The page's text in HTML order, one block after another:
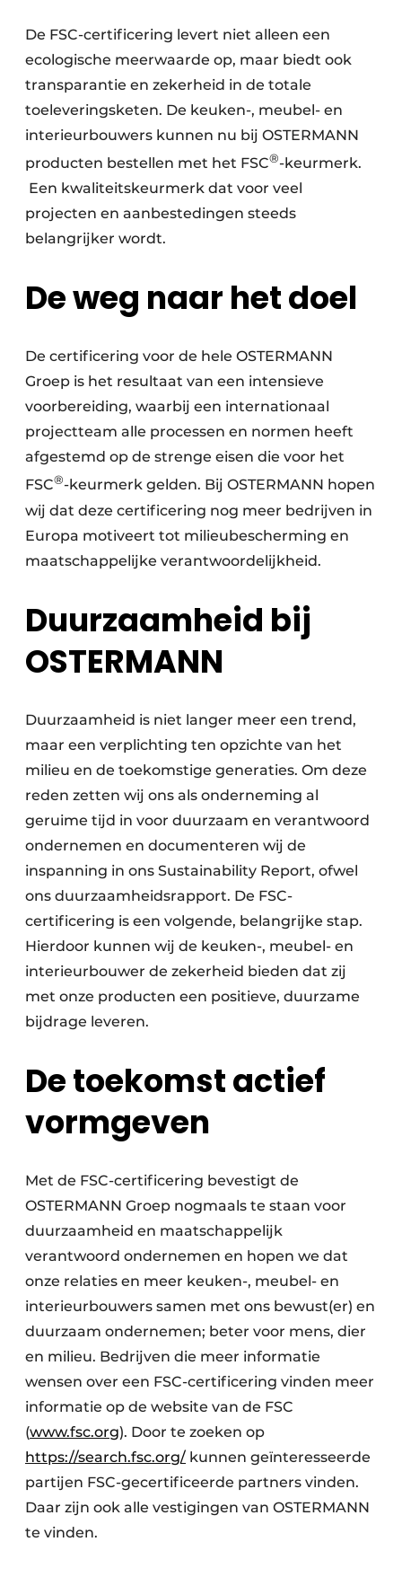
De FSC-certificering levert niet alleen een
ecologische meerwaarde op, maar biedt ook
transparantie en zekerheid in de totale
toeleveringsketen. De keuken-, meubel- en
interieurbouwers kunnen nu bij OSTERMANN
producten bestellen met het FSC®-keurmerk.
Een kwaliteitskeurmerk dat voor veel
projecten en aanbestedingen steeds
belangrijker wordt.
De weg naar het doel
De certificering voor de hele OSTERMANN
Groep is het resultaat van een intensieve
voorbereiding, waarbij een internationaal
projectteam alle processen en normen heeft
afgestemd op de strenge eisen die voor het
FSC®-keurmerk gelden. Bij OSTERMANN hopen
wij dat deze certificering nog meer bedrijven in
Europa motiveert tot milieubescherming en
maatschappelijke verantwoordelijkheid.
Duurzaamheid bij
OSTERMANN
Duurzaamheid is niet langer meer een trend,
maar een verplichting ten opzichte van het
milieu en de toekomstige generaties. Om deze
reden zetten wij ons als onderneming al
geruime tijd in voor duurzaam en verantwoord
ondernemen en documenteren wij de
inspanning in ons Sustainability Report, ofwel
ons duurzaamheidsrapport. De FSC-
certificering is een volgende, belangrijke stap.
Hierdoor kunnen wij de keuken-, meubel- en
interieurbouwer de zekerheid bieden dat zij
met onze producten een positieve, duurzame
bijdrage leveren.
De toekomst actief
vormgeven
Met de FSC-certificering bevestigt de
OSTERMANN Groep nogmaals te staan voor
duurzaamheid en maatschappelijk
verantwoord ondernemen en hopen we dat
onze relaties en meer keuken-, meubel- en
interieurbouwers samen met ons bewust(er) en
duurzaam ondernemen; beter voor mens, dier
en milieu. Bedrijven die meer informatie
wensen over een FSC-certificering vinden meer
informatie op de website van de FSC
(www.fsc.org). Door te zoeken op
https://search.fsc.org/ kunnen geïnteresseerde
partijen FSC-gecertificeerde partners vinden.
Daar zijn ook alle vestigingen van OSTERMANN
te vinden.